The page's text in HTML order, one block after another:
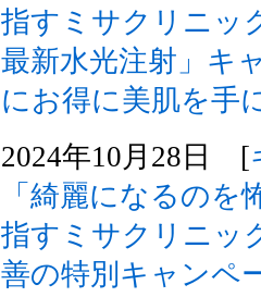
指すミサクリニッ
最新水光注射」キ
にお得に美肌を手
2024年10月28日 [
「綺麗になるの
指すミサクリニッ
善の特別キャンペ